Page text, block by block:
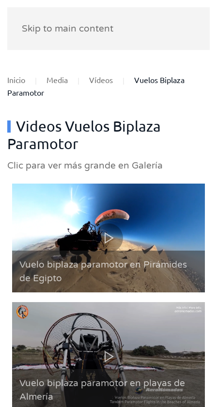
Skip to main content
Inicio Media Vídeos
Vuelos Biplaza
Paramotor
Videos Vuelos Biplaza
Paramotor
Clic para ver más grande en Galería
Vuelo biplaza paramotor en Pirámides
de Egipto
Vuelo biplaza paramotor en playas de
Almería